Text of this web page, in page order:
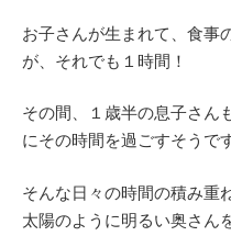
お子さんが生まれて、食事
が、それでも１時間！
その間、１歳半の息子さん
にその時間を過ごすそうです
そんな日々の時間の積み重
太陽のように明るい奥さん